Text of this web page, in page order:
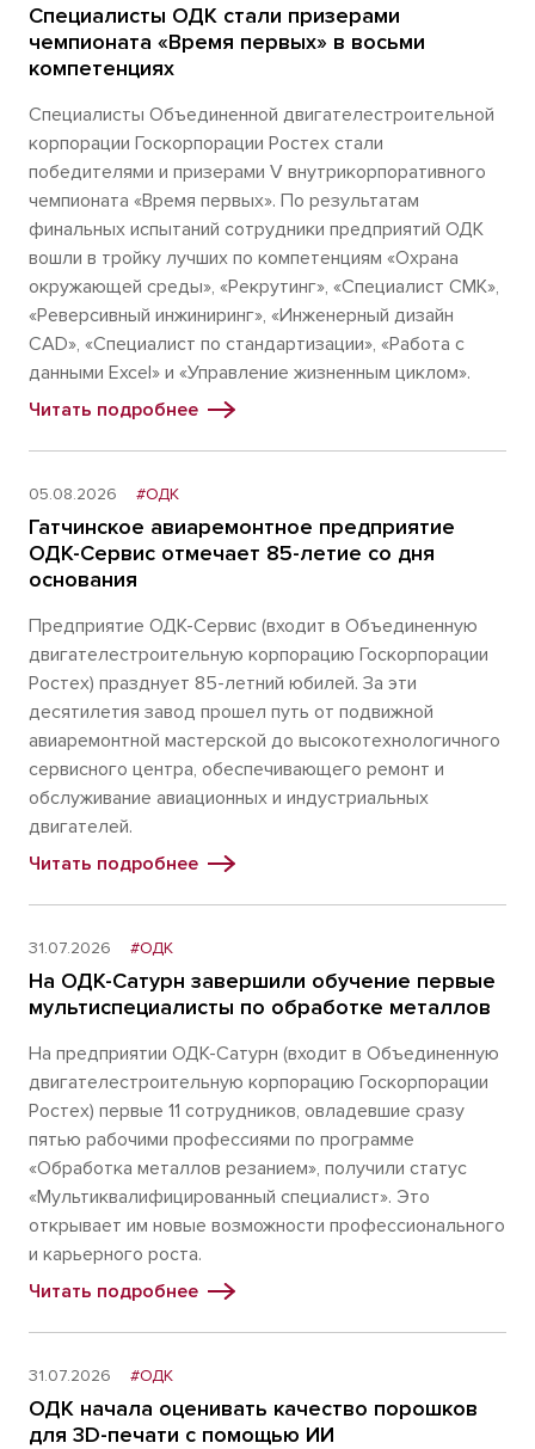
Специалисты ОДК стали призерами
чемпионата «Время первых» в восьми
компетенциях
Специалисты Объединенной двигателестроительной
корпорации Госкорпорации Ростех стали
победителями и призерами V внутрикорпоративного
чемпионата «Время первых». По результатам
финальных испытаний сотрудники предприятий ОДК
вошли в тройку лучших по компетенциям «Охрана
окружающей среды», «Рекрутинг», «Специалист СМК»,
«Реверсивный инжиниринг», «Инженерный дизайн
CAD», «Специалист по стандартизации», «Работа с
данными Excel» и «Управление жизненным циклом».
Читать подробнее
05.08.2026 #ОДК
Гатчинское авиаремонтное предприятие
ОДК-Сервис отмечает 85-летие со дня
основания
Предприятие ОДК-Сервис (входит в Объединенную
двигателестроительную корпорацию Госкорпорации
Ростех) празднует 85-летний юбилей. За эти
десятилетия завод прошел путь от подвижной
авиаремонтной мастерской до высокотехнологичного
сервисного центра, обеспечивающего ремонт и
обслуживание авиационных и индустриальных
двигателей.
Читать подробнее
31.07.2026 #ОДК
На ОДК-Сатурн завершили обучение первые
мультиспециалисты по обработке металлов
На предприятии ОДК-Сатурн (входит в Объединенную
двигателестроительную корпорацию Госкорпорации
Ростех) первые 11 сотрудников, овладевшие сразу
пятью рабочими профессиями по программе
«Обработка металлов резанием», получили статус
«Мультиквалифицированный специалист». Это
открывает им новые возможности профессионального
и карьерного роста.
Читать подробнее
31.07.2026 #ОДК
ОДК начала оценивать качество порошков
для 3D-печати с помощью ИИ